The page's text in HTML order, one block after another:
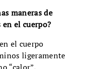
maneras de
el cuerpo?
el cuerpo
ligeramente